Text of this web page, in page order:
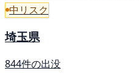
中リスク
埼玉県
844件の出没